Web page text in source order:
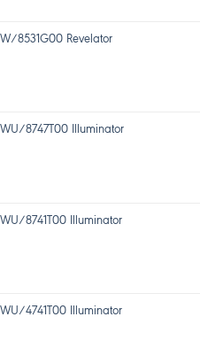
8531G00 Revelator
8747T00 Illuminator
8741T00 Illuminator
4741T00 Illuminator